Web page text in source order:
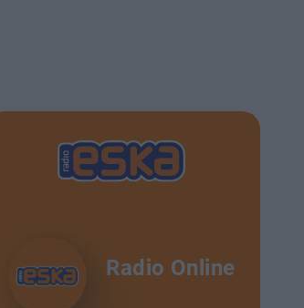
Radio Online